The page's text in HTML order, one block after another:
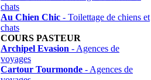
chats
Au Chien Chic - Toilettage de chiens et
chats
COURS PASTEUR
Archipel Evasion - Agences de
voyages
Cartour Tourmonde - Agences de